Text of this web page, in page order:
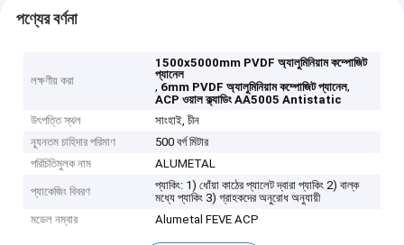
পণ্যের বর্ণনা
লক্ষণীয় করা
1500x5000mm PVDF অ্যালুমিনিয়াম কম্পোজিট
প্যানেল
, 6mm PVDF অ্যালুমিনিয়াম কম্পোজিট প্যানেল,
ACP ওয়াল ক্ল্যাডিং AA5005 Antistatic
উৎপত্তি স্থল
সাংহাই, চীন
ন্যূনতম চাহিদার পরিমাণ
500 বর্গ মিটার
পরিচিতিমুলক নাম
ALUMETAL
প্যাকেজিং বিবরণ
প্যাকিং: 1) ধোঁয়া কাঠের প্যালেট দ্বারা প্যাকিং 2) বাল্ক
মধ্যে প্যাকিং 3) গ্রাহকদের অনুরোধ অনুযায়ী
মডেল নম্বার
Alumetal FEVE ACP